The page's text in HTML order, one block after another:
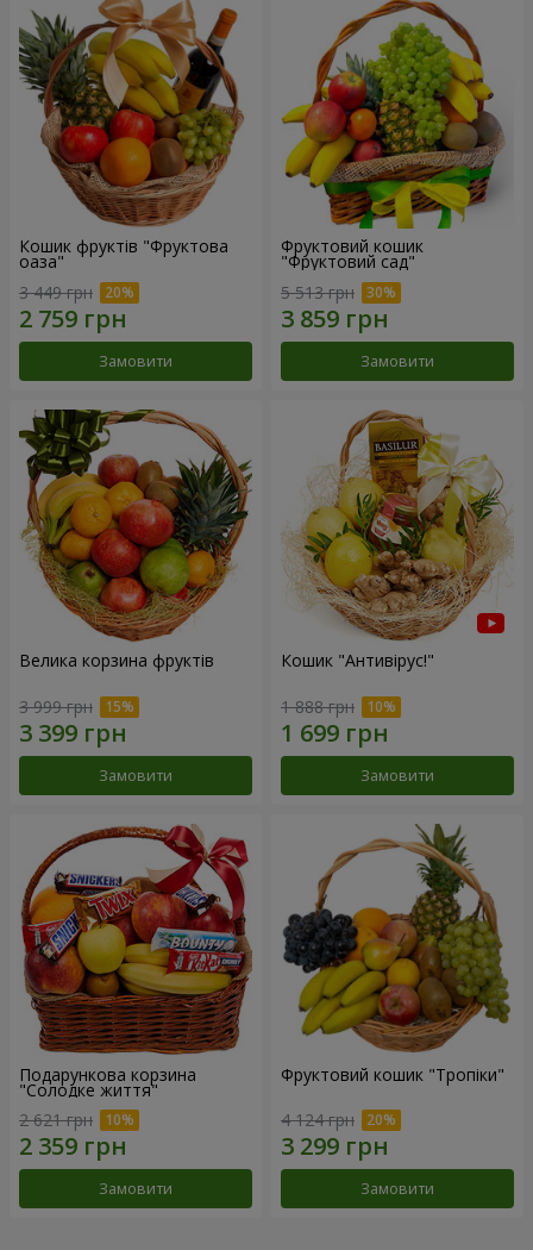
Кошик фруктів "Фруктова
оаза"
3 449 грн
Замовити
Фруктовий кошик
"Фруктовий сад"
5 513 грн
Замовити
Велика корзина фруктів
3 999 грн
Замовити
Кошик "Антивірус!"
1 888 грн
Замовити
Подарункова корзина
"Солодке життя"
2 621 грн
Замовити
Фруктовий кошик "Тропіки"
4 124 грн
Замовити